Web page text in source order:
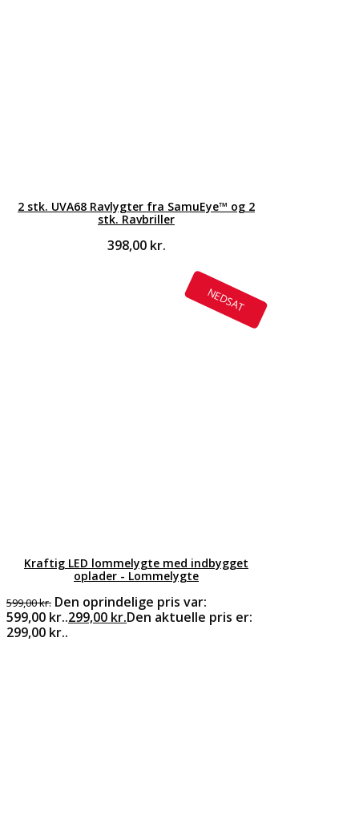
2 stk. UVA68 Ravlygter fra SamuEye™ og 2
stk. Ravbriller
398,00 kr.
NEDSAT
Kraftig LED lommelygte med indbygget
oplader - Lommelygte
599,00kr. Den oprindelige pris var:
599,00 kr..299,00 kr.Den aktuelle pris er:
299,00 kr..